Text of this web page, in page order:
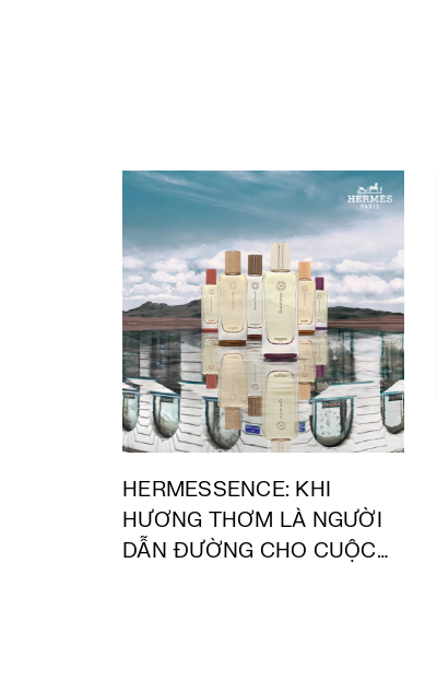
HERMESSENCE: KHI
HƯƠNG THƠM LÀ NGƯỜI
DẪN ĐƯỜNG CHO CUỘC